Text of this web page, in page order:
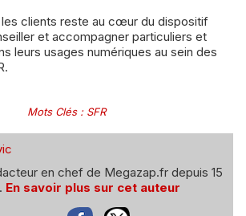
clients reste au cœur du dispositif
et accompagner particuliers et
leurs usages numériques au sein des
Mots Clés: SFR
en chef de Megazap.fr depuis 15
En savoir plus sur cet auteur